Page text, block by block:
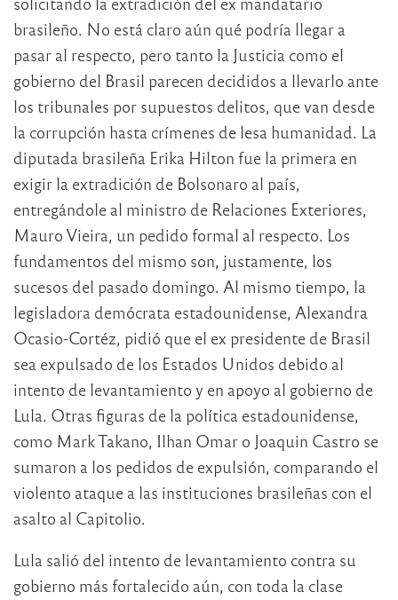
brasileño. No está claro aún qué podría llegar a
pasar al respecto, pero tanto la Justicia como el
gobierno del Brasil parecen decididos a llevarlo ante
los tribunales por supuestos delitos, que van desde
la corrupción hasta crímenes de lesa humanidad. La
diputada brasileña Erika Hilton fue la primera en
exigir la extradición de Bolsonaro al país,
entregándole al ministro de Relaciones Exteriores,
Mauro Vieira, un pedido formal al respecto. Los
fundamentos del mismo son, justamente, los
sucesos del pasado domingo. Al mismo tiempo, la
legisladora demócrata estadounidense, Alexandra
Ocasio-Cortéz, pidió que el ex presidente de Brasil
sea expulsado de los Estados Unidos debido al
intento de levantamiento y en apoyo al gobierno de
Lula. Otras figuras de la política estadounidense,
como Mark Takano, Ilhan Omar o Joaquin Castro se
sumaron a los pedidos de expulsión, comparando el
violento ataque a las instituciones brasileñas con el
asalto al Capitolio.
Lula salió del intento de levantamiento contra su
gobierno más fortalecido aún, con toda la clase